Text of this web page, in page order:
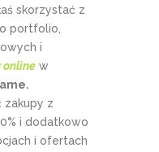
skorzystać z
portfolio,
i
online w
zakupy z
i dodatkowo
i ofertach